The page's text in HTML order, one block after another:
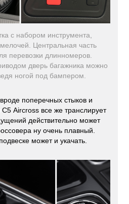
с набором инструмента,
Центральная часть
перевозки длинномеров.
дверь багажника можно
ногой под бампером.
поперечных стыков и
Aircross все же транслирует
действительно может
ну очень плавный.
может и укачать.